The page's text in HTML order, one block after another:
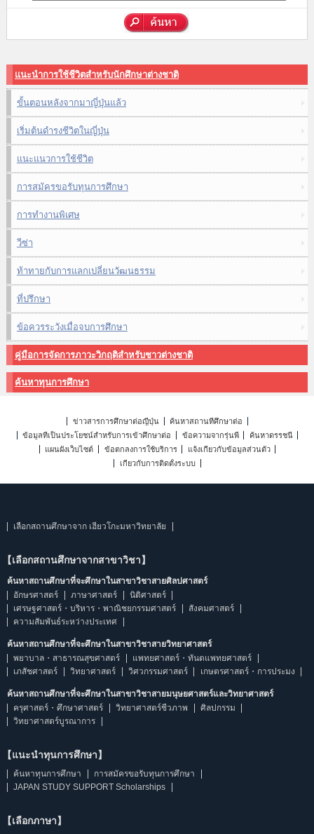
แนะนำการใช้ชีวิตสำหรับนักศึกษาต่างชาติ
ขั้นตอนหลังจากมาญี่ปุ่นแล้ว
เริ่มต้นดำรงชีวิตในญี่ปุ่น
แนะแนวการใช้ชีวิต
การสมัครขอรับทุนการศึกษา
การทำงานพิเศษ
วีซ่า
ท้าทายกับการแลกเปลี่ยนวัฒนธรรม
ที่ปรึกษา
ข้อควรระวังเมื่อจบการศึกษา
คู่มือการจัดการภาวะวิกฤติสำหรับชาวต่างชาติ
ค้นหาทุนการศึกษา
ข่าวสารการศึกษาต่อญี่ปุ่น
ค้นหาสถานที่ศึกษาต่อ
ข้อมูลที่เป็นประโยชน์สำหรับการเข้าศึกษาต่อ
ข้อความจากรุ่นพี่
ค้นหาดรรชนี
แผนผังเว็บไซต์
ข้อตกลงการใช้บริการ
แจ้งเกี่ยวกับข้อมูลส่วนตัว
เกี่ยวกับการติดตั้งระบบ
เลือกสถานศึกษาจาก เฮียวโกะมหาวิทยาลัย
【เลือกสถานศึกษาจากสาขาวิชา】
ค้นหาสถานศึกษาที่จะศึกษาในสาขาวิชาสายศิลปศาสตร์
อักษรศาสตร์
ภาษาศาสตร์
นิติศาสตร์
เศรษฐศาสตร์・บริหาร・พาณิชยกรรมศาสตร์
สังคมศาสตร์
ความสัมพันธ์ระหว่างประเทศ
ค้นหาสถานศึกษาที่จะศึกษาในสาขาวิชาสายวิทยาศาสตร์
พยาบาล・สาธารณสุขศาสตร์
แพทยศาสตร์・ทันตแพทยศาสตร์
เภสัชศาสตร์
วิทยาศาสตร์ วิศวกรรมศาสตร์ เกษตรศาสตร์・การประมง
ค้นหาสถานศึกษาที่จะศึกษาในสาขาวิชาสายมนุษยศาสตร์และวิทยาศาสตร์
ครุศาสตร์・ศึกษาศาสตร์
วิทยาศาสตร์ชีวภาพ
ศิลปกรรม
วิทยาศาสตร์บูรณาการ
【แนะนำทุนการศึกษา】
ค้นหาทุนการศึกษา
การสมัครขอรับทุนการศึกษา
JAPAN STUDY SUPPORT Scholarships
【เลือกภาษา】